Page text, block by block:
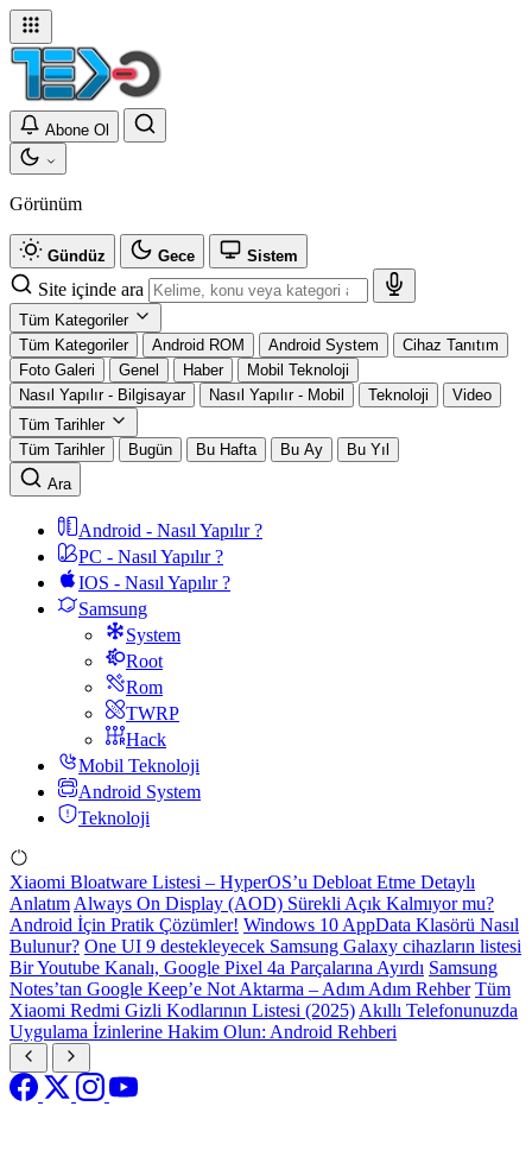
Abone Ol
Görünüm
Gündüz Gece Sistem
Site içinde ara
Tüm Kategoriler
Tüm Kategoriler
Android ROM Android System
Cihaz Tanıtım
Foto Galeri
Genel Haber
Mobil Teknoloji
Nasıl Yapılır - Bilgisayar
Nasıl Yapılır - Mobil Teknoloji
Video
Tüm Tarihler
Tüm Tarihler
Bugün Bu Hafta Bu Ay
Bu Yıl
Ara
Android - Nasıl Yapılır ?
PC - Nasıl Yapılır ?
IOS - Nasıl Yapılır ?
Samsung
System
Root
Rom
TWRP
Hack
Mobil Teknoloji
Android System
Teknoloji
Xiaomi Bloatware Listesi – HyperOS’u Debloat Etme Detaylı
Anlatım Always On Display (AOD) Sürekli Açık Kalmıyor mu?
Android İçin Pratik Çözümler! Windows 10 AppData Klasörü Nasıl
Bulunur? One UI 9 destekleyecek Samsung Galaxy cihazların listesi
Bir Youtube Kanalı, Google Pixel 4a Parçalarına Ayırdı Samsung
Notes’tan Google Keep’e Not Aktarma – Adım Adım Rehber Tüm
Xiaomi Redmi Gizli Kodlarının Listesi (2025) Akıllı Telefonunuzda
Uygulama İzinlerine Hakim Olun: Android Rehberi